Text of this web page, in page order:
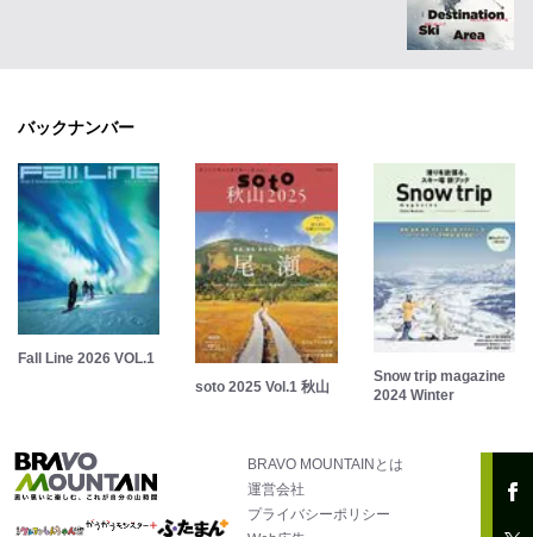
バックナンバー
Fall Line 2026 VOL.1
soto 2025 Vol.1 秋山
Snow trip magazine
2024 Winter
BRAVO MOUNTAINとは
運営会社
プライバシーポリシー